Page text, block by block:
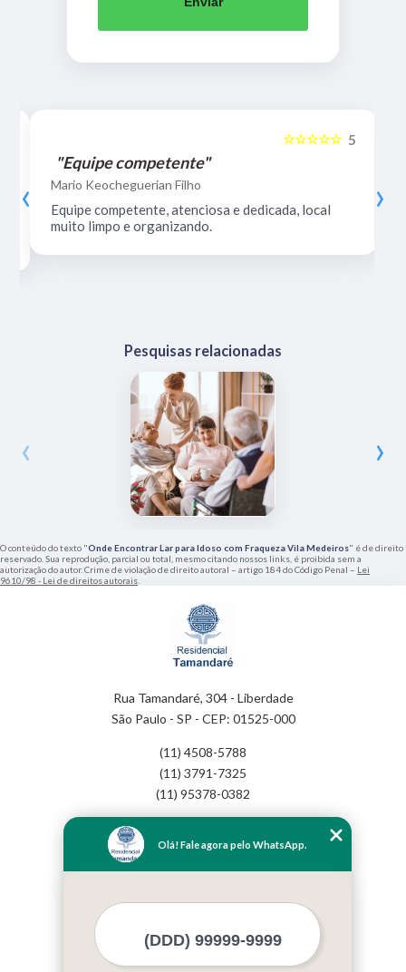
5
☆☆☆☆☆
"Equipe competente"
Mario Keocheguerian Filho
Equipe competente, atenciosa e dedicada, local
muito limpo e organizando.
‹ ›
Pesquisas relacionadas
‹ ›
O conteúdo do texto "Onde Encontrar Lar para Idoso com Fraqueza Vila Medeiros" é de direito
reservado. Sua reprodução, parcial ou total, mesmo citando nossos links, é proibida sem a
autorização do autor. Crime de violação de direito autoral – artigo 184 do Código Penal – Lei
9610/98 - Lei de direitos autorais
Rua Tamandaré, 304 - Liberdade
São Paulo - SP - CEP: 01525-000
(11) 4508-5788
(11) 3791-7325
(11) 95378-0382
Empresa
Missão
Mapa do site
Mais Serviços
Olá! Fale agora pelo WhatsApp.